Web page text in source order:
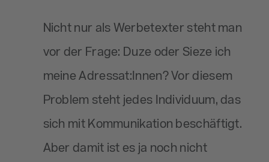
Nicht nur als Werbetexter steht man
vor der Frage: Duze oder Sieze ich
meine Adressat:Innen? Vor diesem
Problem steht jedes Individuum, das
sich mit Kommunikation beschäftigt.
Aber damit ist es ja noch nicht